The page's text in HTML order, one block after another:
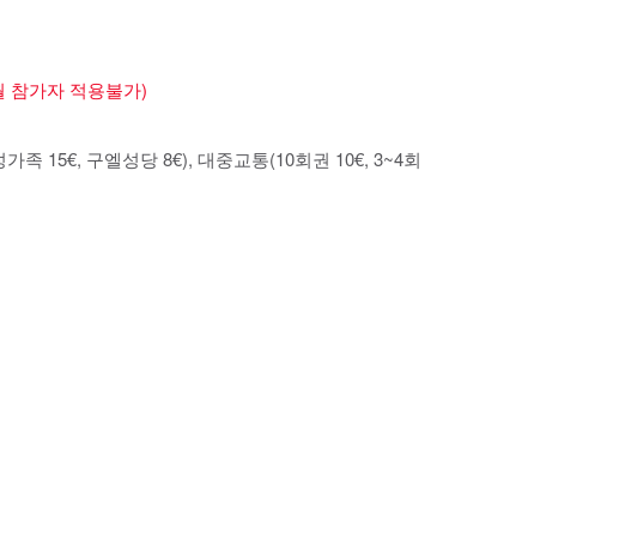
참가자 적용불가)
족 15€, 구엘성당 8€), 대중교통(10회권 10€, 3~4회